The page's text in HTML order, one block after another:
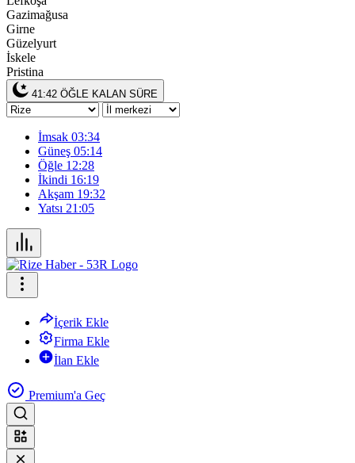
Gazimağusa
Girne
Güzelyurt
İskele
Pristina
41:42 ÖĞLE KALAN SÜRE
İmsak 03:34
Güneş 05:14
Öğle 12:28
İkindi 16:19
Akşam 19:32
Yatsı 21:05
İçerik Ekle
Firma Ekle
İlan Ekle
Premium'a Geç